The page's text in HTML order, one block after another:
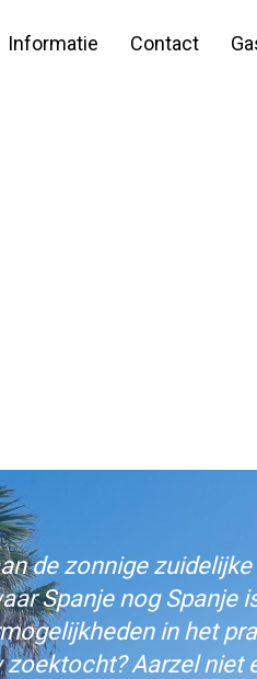
Informatie Contact
de zonnige
Spanje nog
in het
zoektocht? Aarzel